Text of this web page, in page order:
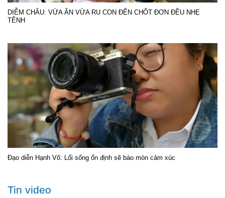
DIỄM CHÂU: VỪA ĂN VỪA RU CON ĐẾN CHỐT ĐƠN ĐỀU NHẸ
TÊNH
Đạo diễn Hạnh Võ: Lối sống ổn định sẽ bào mòn cảm xúc
Tin video